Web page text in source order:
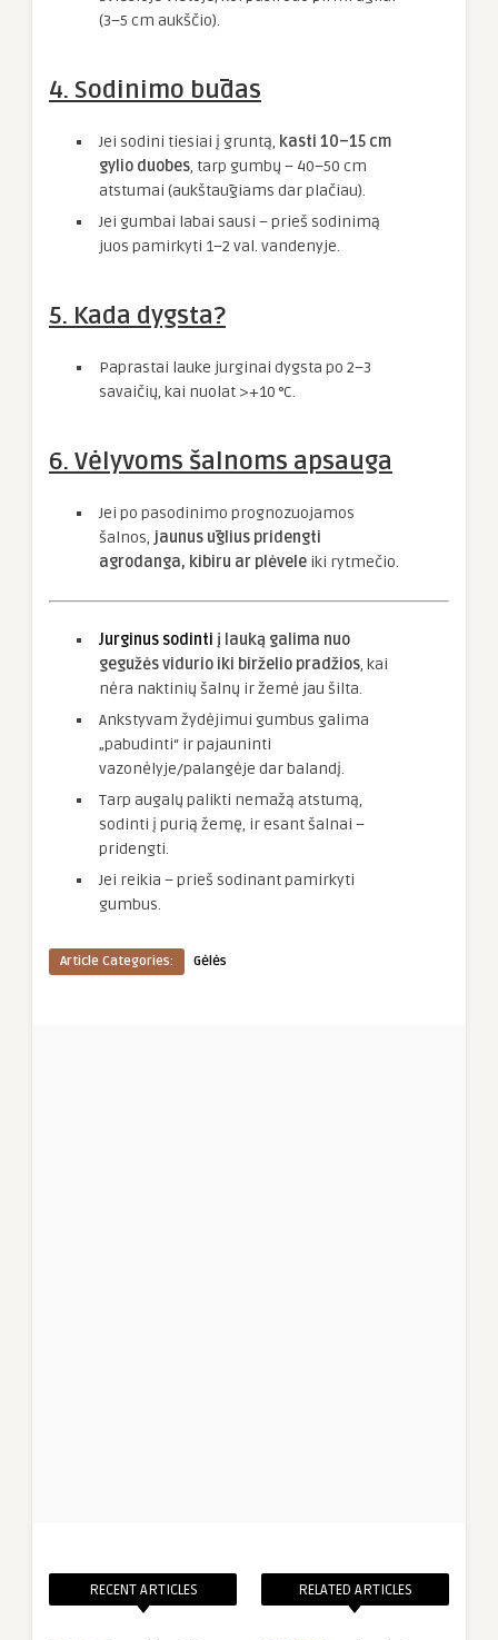
(3–5 cm aukščio).
4. Sodinimo būdas
Jei sodini tiesiai į gruntą, kasti 10–15 cm
gylio duobes, tarp gumbų – 40–50 cm
atstumai (aukštaūgiams dar plačiau).
Jei gumbai labai sausi – prieš sodinimą
juos pamirkyti 1–2 val. vandenyje.
5. Kada dygsta?
Paprastai lauke jurginai dygsta po 2–3
savaičių, kai nuolat >+10 °C.
6. Vėlyvoms šalnoms apsauga
Jei po pasodinimo prognozuojamos
šalnos, jaunus ūglius pridengti
agrodanga, kibiru ar plėvele iki rytmečio.
Jurginus sodinti į lauką galima nuo
gegužės vidurio iki birželio pradžios, kai
nėra naktinių šalnų ir žemė jau šilta.
Ankstyvam žydėjimui gumbus galima
„pabudinti“ ir pajauninti
vazonėlyje/palangėje dar balandį.
Tarp augalų palikti nemažą atstumą,
sodinti į purią žemę, ir esant šalnai –
pridengti.
Jei reikia – prieš sodinant pamirkyti
gumbus.
Article Categories: Gėlės
RECENT ARTICLES RELATED ARTICLES